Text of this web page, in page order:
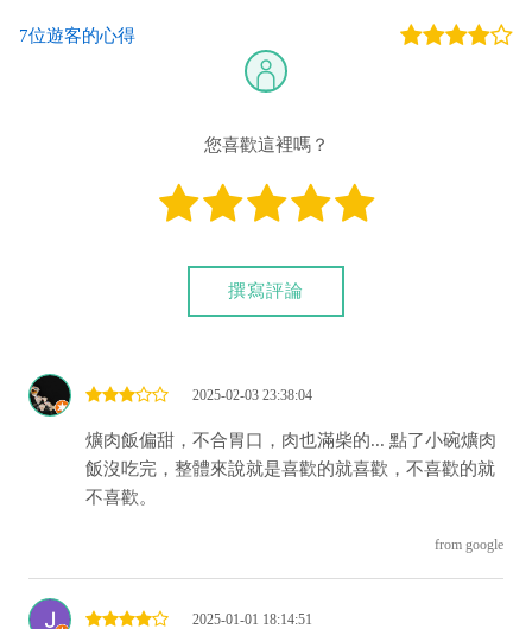
7位遊客的心得
您喜歡這裡嗎？
撰寫評論
2025-02-03 23:38:04
爌肉飯偏甜，不合胃口，肉也滿柴的... 點了小碗爌肉
飯沒吃完，整體來說就是喜歡的就喜歡，不喜歡的就
不喜歡。
from google
2025-01-01 18:14:51